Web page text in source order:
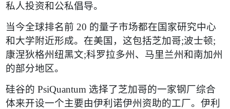
私人投资和公私倡导。
当今全球排名前 20 的量子市场都在国家研究中心
和大学附近形成。在美国，这包括芝加哥;波士顿;
康涅狄格州纽黑文;科罗拉多州、马里兰州和南加州
的部分地区。
硅谷的 PsiQuantum 选择了芝加哥的一家钢厂综合
体来开设一个主要由伊利诺伊州资助的工厂。伊利